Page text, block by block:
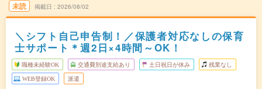
未読 掲載日 2026/08/02
＼シフト自己申告制！／保護者対応なしの保育
士サポート＊週2日×4時間～OK！
職種未経験OK 交通費別途支給あり 土日祝日が休み 残業なし
WEB登録OK 派遣